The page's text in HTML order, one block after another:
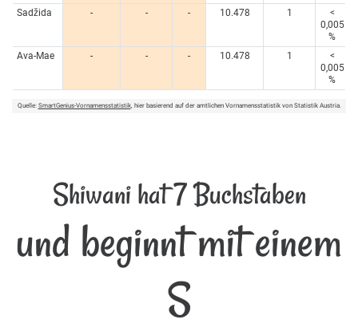
Sadžida
- - - 10.478 1
<
0,005
%
Ava-Mae
- - - 10.478 1
<
0,005
%
Quelle: SmartGenius-Vornamensstatistik, hier basierend auf der amtlichen Vornamensstatistik von Statistik Austria.
Shiwani hat 7 Buchstaben
und beginnt mit einem
S